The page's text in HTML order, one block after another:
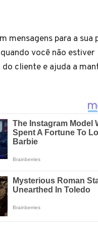
mensagens para a sua
você não estiver
cliente e ajuda a